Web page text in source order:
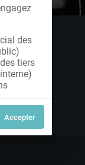
des
tiers
invitons
le type